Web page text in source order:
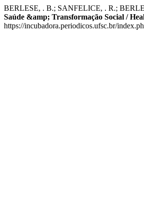
BERLESE, . B.; SANFELICE, . R.;
Saúde &amp; Transformação Social /
https://incubadora.periodicos.ufsc.br/